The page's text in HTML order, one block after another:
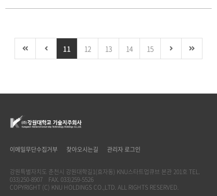
11 12 13 14 15
이메일무단수집거부 찾아오시는길 관리자 로그인
강원특별자치도 춘천시 강원대학길1(효자동) KNU스타트업큐브 본관 201호 TEL.
033)250-8907 FAX. 033)259-5526
COPYRIGHT (C) KNU HOLDINGS CO.,LTD. ALL RIGHTS RESERVED.